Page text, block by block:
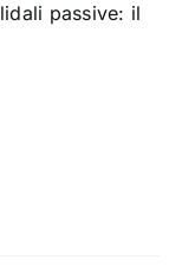
passive: il